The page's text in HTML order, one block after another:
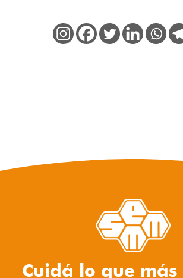
Cuidá lo que más